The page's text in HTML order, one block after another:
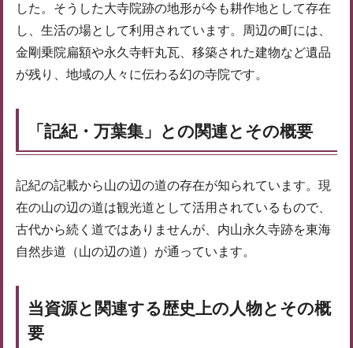
した。そうした大寺院跡の地形が今も耕作地として存在
し、生活の場として利用されています。周辺の町には、
金剛乗院扁額や永久寺軒丸瓦、移築された建物など遺品
が残り、地域の人々に伝わる幻の寺院です。
「記紀・万葉集」との関連とその概要
記紀の記載から山の辺の道の存在が知られています。現
在の山の辺の道は観光道として活用されているもので、
古代から続く道ではありませんが、内山永久寺跡を東海
自然歩道（山の辺の道）が通っています。
当資源と関連する歴史上の人物とその概
要